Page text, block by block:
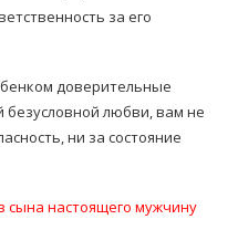
за его
доверительные
безусловной любви, вам не
ни за состояние
сына настоящего мужчину